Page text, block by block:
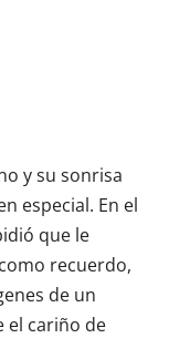
y su sonrisa
especial. En el
que le
recuerdo,
de un
el cariño de